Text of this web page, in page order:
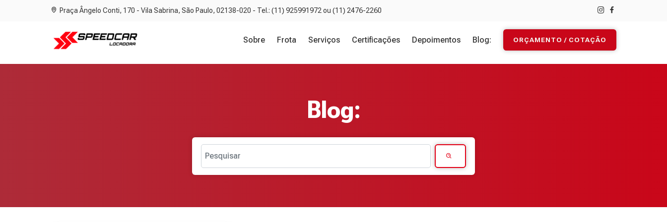
Praça Ângelo Conti, 170 - Vila Sabrina, São Paulo, 02138-020 - Tel.: (11) 925991972 ou (11) 2476-2260
Sobre Frota Serviços Certificações Depoimentos Blog: ORÇAMENTO / COTAÇÃO
Blog:
Pesquisar